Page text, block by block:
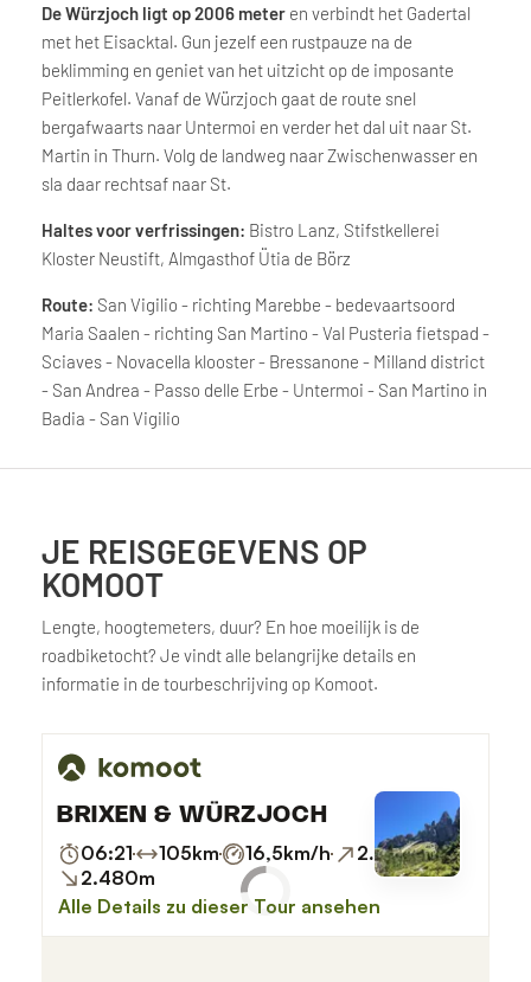
De Würzjoch ligt op 2006 meter en verbindt het Gadertal
met het Eisacktal. Gun jezelf een rustpauze na de
beklimming en geniet van het uitzicht op de imposante
Peitlerkofel. Vanaf de Würzjoch gaat de route snel
bergafwaarts naar Untermoi en verder het dal uit naar St.
Martin in Thurn. Volg de landweg naar Zwischenwasser en
sla daar rechtsaf naar St.
Haltes voor verfrissingen: Bistro Lanz, Stifstkellerei
Kloster Neustift, Almgasthof Ütia de Börz
Route: San Vigilio - richting Marebbe - bedevaartsoord
Maria Saalen - richting San Martino - Val Pusteria fietspad -
Sciaves - Novacella klooster - Bressanone - Milland district
- San Andrea - Passo delle Erbe - Untermoi - San Martino in
Badia - San Vigilio
JE REISGEGEVENS OP
KOMOOT
Lengte, hoogtemeters, duur? En hoe moeilijk is de
roadbiketocht? Je vindt alle belangrijke details en
informatie in de tourbeschrijving op Komoot.